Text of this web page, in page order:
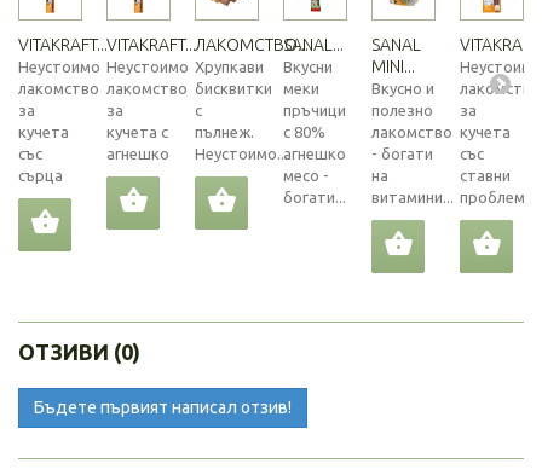
VITAKRAFT...
Неустоимо
лакомство
за
кучета
със
сърца
VITAKRAFT...
Неустоимо
лакомство
за
кучета с
агнешко
ЛАКОМСТВО...
Хрупкави
бисквитки
с
пълнеж.
Неустоимо...
SANAL...
Вкусни
меки
пръчици
с 80%
агнешко
месо -
богати...
SANAL
MINI...
Вкусно и
полезно
лакомство
- богати
на
витамини...
Неустоимо
лакомство
за
кучета
със
ставни
проблеми
ОТЗИВИ (0)
Бъдете първият написал отзив!